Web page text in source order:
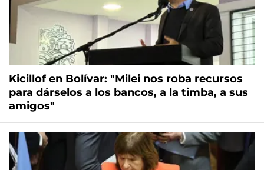
Kicillof en Bolívar: "Milei nos roba recursos
para dárselos a los bancos, a la timba, a sus
amigos"